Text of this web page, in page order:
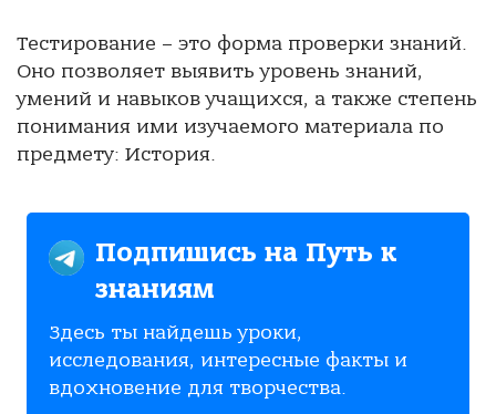
Тестирование – это форма проверки знаний.
Оно позволяет выявить уровень знаний,
умений и навыков учащихся, а также степень
понимания ими изучаемого материала по
предмету: История.
Подпишись на Путь к
знаниям
Здесь ты найдешь уроки,
исследования, интересные факты и
вдохновение для творчества.